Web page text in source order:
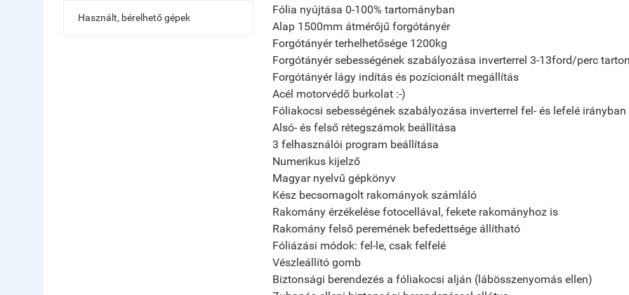
Használt, bérelhető gépek
Fólia nyújtása 0-100% tartományban
Alap 1500mm átmérőjű forgótányér
Forgótányér terhelhetősége 1200kg
Forgótányér sebességének szabályozása inverterrel 3-13ford/perc
Forgótányér lágy indítás és pozícionált megállítás
Acél motorvédő burkolat :-)
Fóliakocsi sebességének szabályozása inverterrel fel- és lefelé irányban
Alsó- és felső rétegszámok beállítása
3 felhasználói program beállítása
Numerikus kijelző
Magyar nyelvű gépkönyv
Kész becsomagolt rakományok számláló
Rakomány érzékelése fotocellával, fekete rakományhoz is
Rakomány felső peremének befedettsége állítható
Fóliázási módok: fel-le, csak felfelé
Vészleállító gomb
Biztonsági berendezés a fóliakocsi alján (lábösszenyomás ellen)